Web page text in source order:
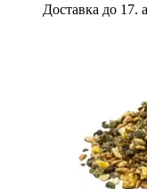
Доставка до 17.